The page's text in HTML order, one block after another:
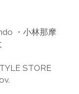
・小林那摩
STORE